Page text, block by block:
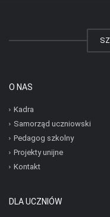
O NAS
Kadra
Samorząd uczniowski
Pedagog szkolny
Projekty unijne
Kontakt
DLA UCZNIÓW